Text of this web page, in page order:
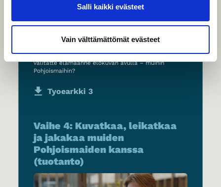
Salli kaikki evästeet
Vain välttämättömät evästeet
elokuvasta ja etsikää siitä inspiraatiota omaan
lähialueelta ja päättäkää elokuvan sanoma,
ideoita ja käsikirjoituksia kuvauksia varten. Miten
välitätte elämäänne elokuvan avulla – muihin
Pohjoismaihin?
Tyoearkki 3
Vaihe 4: Kuvatkaa, leikatkaa
ja jakakaa muiden
Pohjoismaiden kanssa
(tuotanto)